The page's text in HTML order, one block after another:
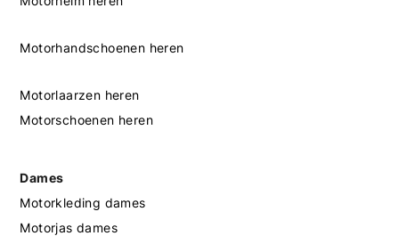
Motorhandschoenen heren
Motorlaarzen heren
Motorschoenen heren
Dames
Motorkleding dames
Motorjas dames